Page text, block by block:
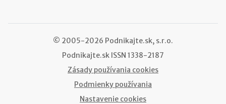
© 2005-2026 Podnikajte.sk, s.r.o.
Podnikajte.sk ISSN 1338-2187
Zásady používania cookies
Podmienky používania
Nastavenie cookies